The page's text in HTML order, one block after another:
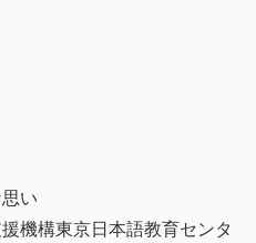
い
機構東京日本語教育センタ